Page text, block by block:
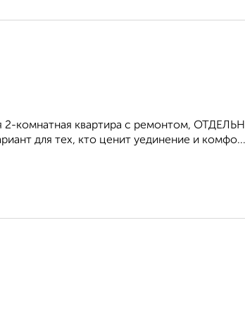
2-комнатная квартира с ремонтом,
для тех, кто ценит уединение и комфо...